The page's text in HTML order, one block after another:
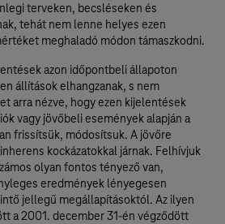
terveken, becsléseken és
tehát nem lenne helyes ezen
meghaladó módon támaszkodni.
azon időpontbeli állapoton
állítások elhangzanak, s nem
arra nézve, hogy ezen kijelentések
vagy jövőbeli események alapján a
frissítsük, módosítsuk. A jövőre
kockázatokkal járnak. Felhívjuk
olyan fontos tényező van,
eredmények lényegesen
jellegű megállapításoktól. Az ilyen
a 2001. december 31-én végződött